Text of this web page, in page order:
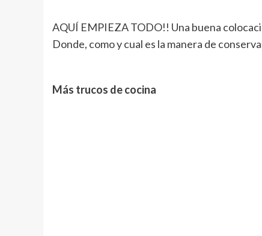
AQUÍ EMPIEZA TODO!! Una buena
Donde, como y cual es la manera de
Más trucos de cocina